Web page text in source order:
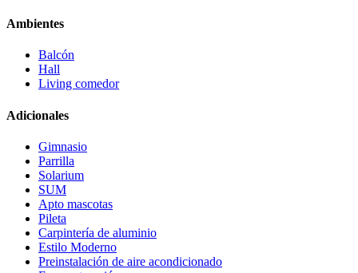
Ambientes
Balcón
Hall
Living comedor
Adicionales
Gimnasio
Parrilla
Solarium
SUM
Apto mascotas
Pileta
Carpintería de aluminio
Estilo Moderno
Preinstalación de aire acondicionado